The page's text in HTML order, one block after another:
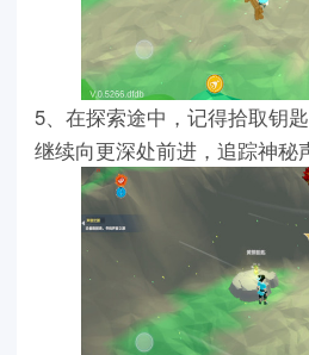
5、在探索途中，记得拾取钥
继续向更深处前进，追踪神秘